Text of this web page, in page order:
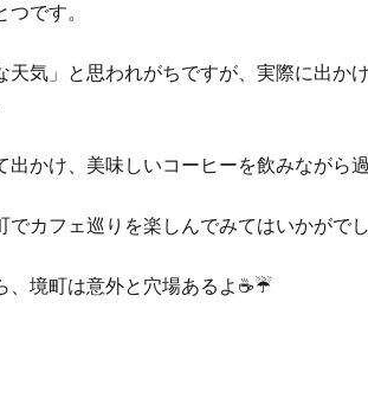
です。
天気」と思われがちですが、実際に出か
出かけ、美味しいコーヒーを飲みながら
でカフェ巡りを楽しんでみてはいかがでし
、境町は意外と穴場あるよ☕️☔️